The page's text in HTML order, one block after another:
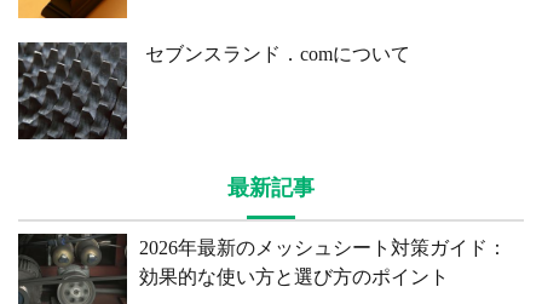
セブンスランド．comについて
最新記事
2026年最新のメッシュシート対策ガイド：
効果的な使い方と選び方のポイント